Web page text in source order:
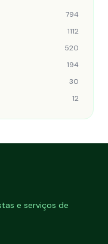
794
1112
520
194
30
12
e serviços de